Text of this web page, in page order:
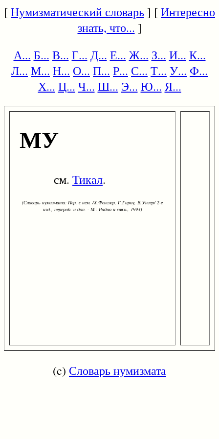
[Нумизматический словарь] [Интересно
знать, что... ]
А... Б... В... Г... Д... Е... Ж... З... И... К...
Л... М... Н... О... П... Р... С... Т... У... Ф...
Х... Ц... Ч... Ш... Э... Ю... Я...
МУ
см. Тикал.
(Словарь нумизмата: Пер. с нем. /Х.Фенглер, Г.Гироу, В.Унгер/ 2-е
изд., перераб. и доп. - М.: Радио и связь, 1993)
(c) Словарь нумизмата